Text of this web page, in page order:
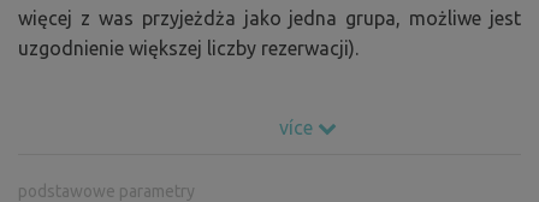
więcej z was przyjeżdża jako jedna grupa, możliwe jest
uzgodnienie większej liczby rezerwacji).
grillowania, stawy, grill do wynajęcia, woda pitna do
více
podstawowe parametry